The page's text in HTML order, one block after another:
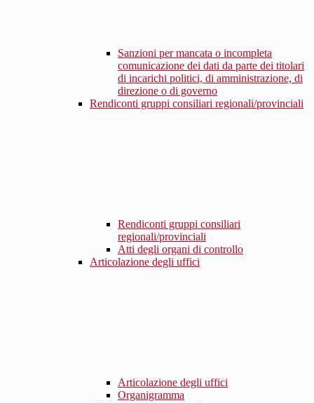
Sanzioni per mancata o incompleta
comunicazione dei dati da parte dei titolari
di incarichi politici, di amministrazione, di
direzione o di governo
Rendiconti gruppi consiliari regionali/provinciali
Rendiconti gruppi consiliari
regionali/provinciali
Atti degli organi di controllo
Articolazione degli uffici
Articolazione degli uffici
Organigramma